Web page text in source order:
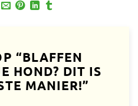
“BLAFFEN
HOND? DIT IS
MANIER!”